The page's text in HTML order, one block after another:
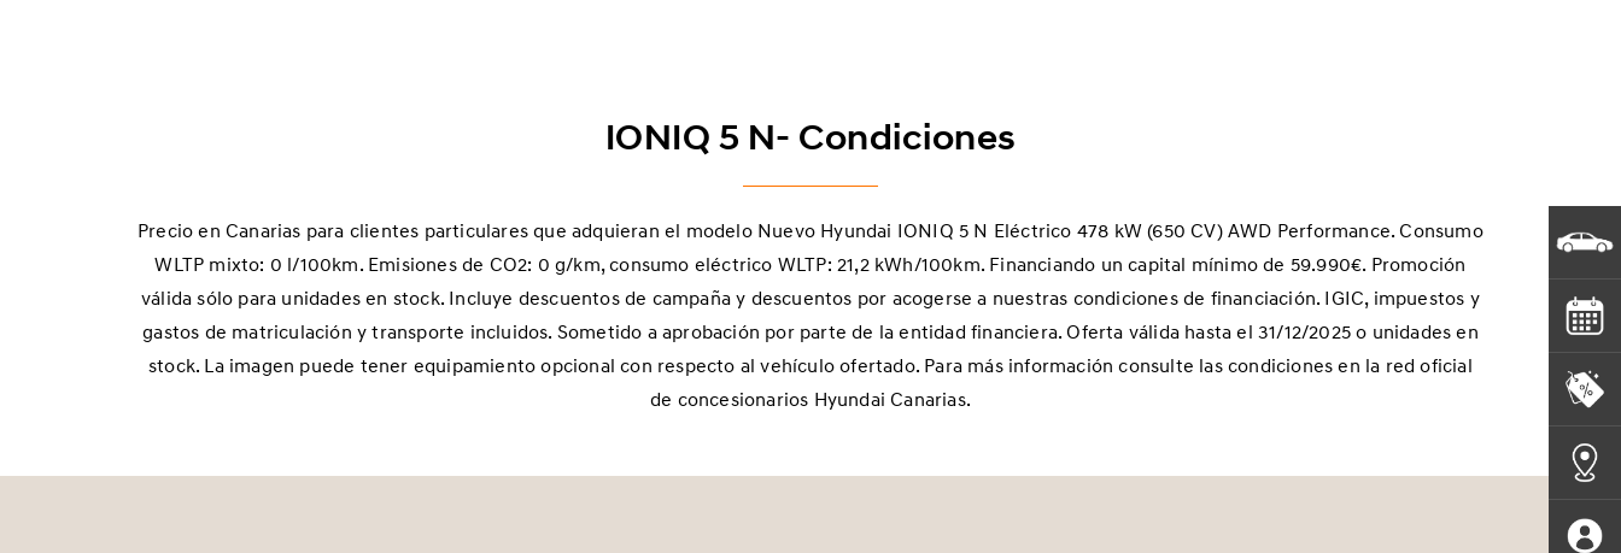
IONIQ 5 N- Condiciones
Precio en Canarias para clientes particulares que adquieran el modelo Nuevo Hyundai IONIQ 5 N Eléctrico 478 kW (650 CV) AWD Performance. Consumo
WLTP mixto: 0 l/100km. Emisiones de CO2: 0 g/km, consumo eléctrico WLTP: 21,2 kWh/100km. Financiando un capital mínimo de 59.990€. Promoción
válida sólo para unidades en stock. Incluye descuentos de campaña y descuentos por acogerse a nuestras condiciones de financiación. IGIC, impuestos y
gastos de matriculación y transporte incluidos. Sometido a aprobación por parte de la entidad financiera. Oferta válida hasta el 31/12/2025 o unidades en
stock. La imagen puede tener equipamiento opcional con respecto al vehículo ofertado. Para más información consulte las condiciones en la red oficial
de concesionarios Hyundai Canarias.